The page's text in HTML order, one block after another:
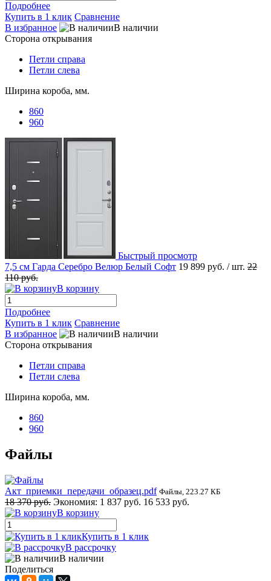
Подробнее
Купить в 1 клик Сравнение
В избранное
В наличии
Сторона открывания
Петли справа
Петли слева
Ширина короба, мм.
860
960
Быстрый просмотр
7,5 см Гарда Серебро Велюр Белый Софт 19 899 руб. / шт. 22
110 руб.
В корзину
Подробнее
Купить в 1 клик Сравнение
В избранное
В наличии
Сторона открывания
Петли справа
Петли слева
Ширина короба, мм.
860
960
Файлы
Акт_приемки_передачи_образец.pdf Файлы, 223.27 КБ
18 370 руб. Экономия: 1 837 руб. 16 533 руб.
В корзину
Купить в 1 клик
В рассрочку
В наличии
Поделиться